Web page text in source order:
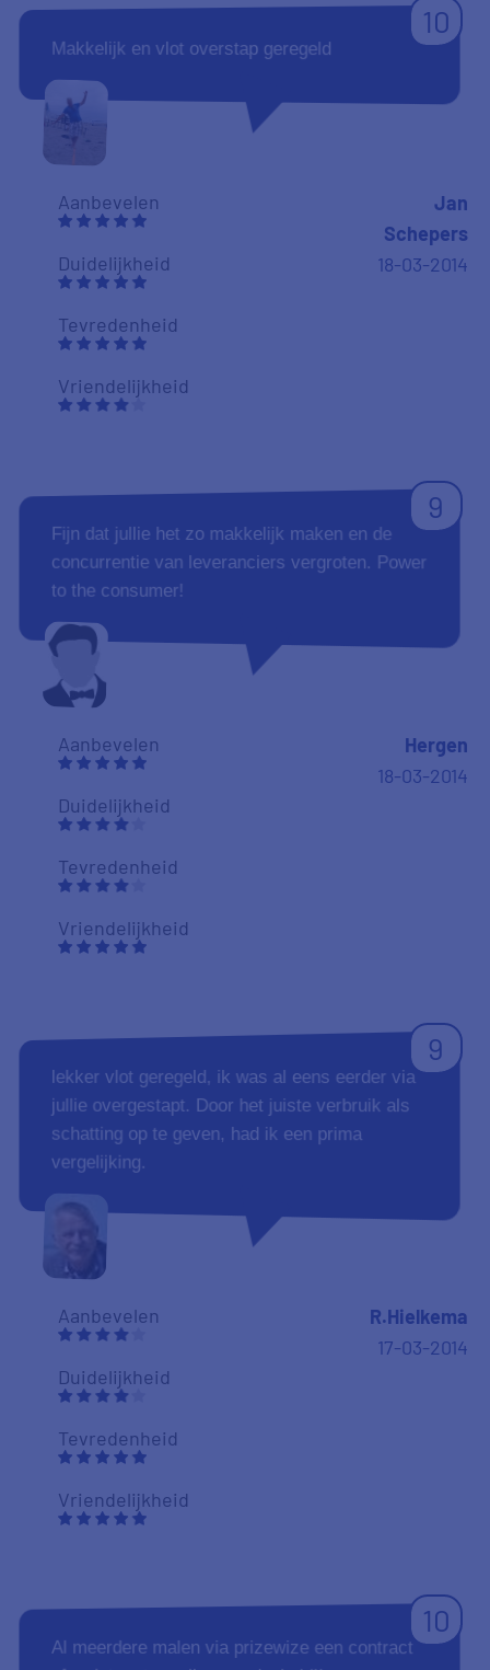
10
Makkelijk en vlot overstap geregeld
Aanbevelen
Duidelijkheid
Tevredenheid
Vriendelijkheid
Jan
Schepers
18-03-2014
9
Fijn dat jullie het zo makkelijk maken en de
concurrentie van leveranciers vergroten. Power
to the consumer!
Aanbevelen
Duidelijkheid
Tevredenheid
Vriendelijkheid
Hergen
18-03-2014
9
lekker vlot geregeld, ik was al eens eerder via
jullie overgestapt. Door het juiste verbruik als
schatting op te geven, had ik een prima
vergelijking.
Aanbevelen
Duidelijkheid
Tevredenheid
Vriendelijkheid
R.Hielkema
17-03-2014
10
Al meerdere malen via prizewize een contract